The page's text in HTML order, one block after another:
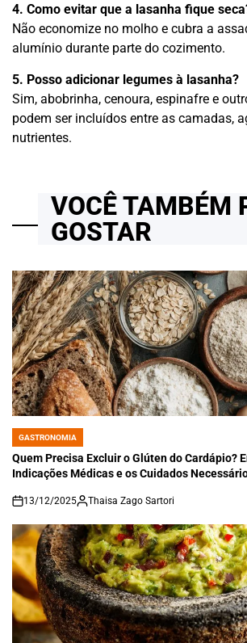
4. Como evitar que a lasanha fique
Não economize no molho e cubra a
alumínio durante parte do cozimento.
5. Posso adicionar legumes à lasanha?
Sim, abobrinha, cenoura, espinafre e
podem ser incluídos entre as camadas,
nutrientes.
VOCÊ TAMBÉM
GOSTAR
POSTED
IN
GASTRONOMIA
Quem Precisa Excluir o Glúten do Cardápio?
Indicações Médicas e os Cuidados
on
13/12/2025 Thaisa Zago Sartori